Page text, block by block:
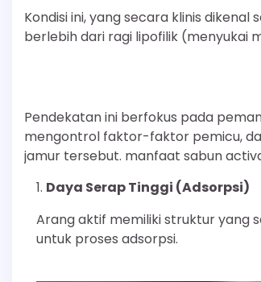
Kondisi ini, yang secara klinis
berlebih dari ragi lipofilik (menyukai
Pendekatan ini berfokus pada
mengontrol faktor-faktor pemicu,
jamur tersebut. manfaat sabun
Daya Serap Tinggi (Adsorpsi)
Arang aktif memiliki struktur yang
untuk proses adsorpsi.